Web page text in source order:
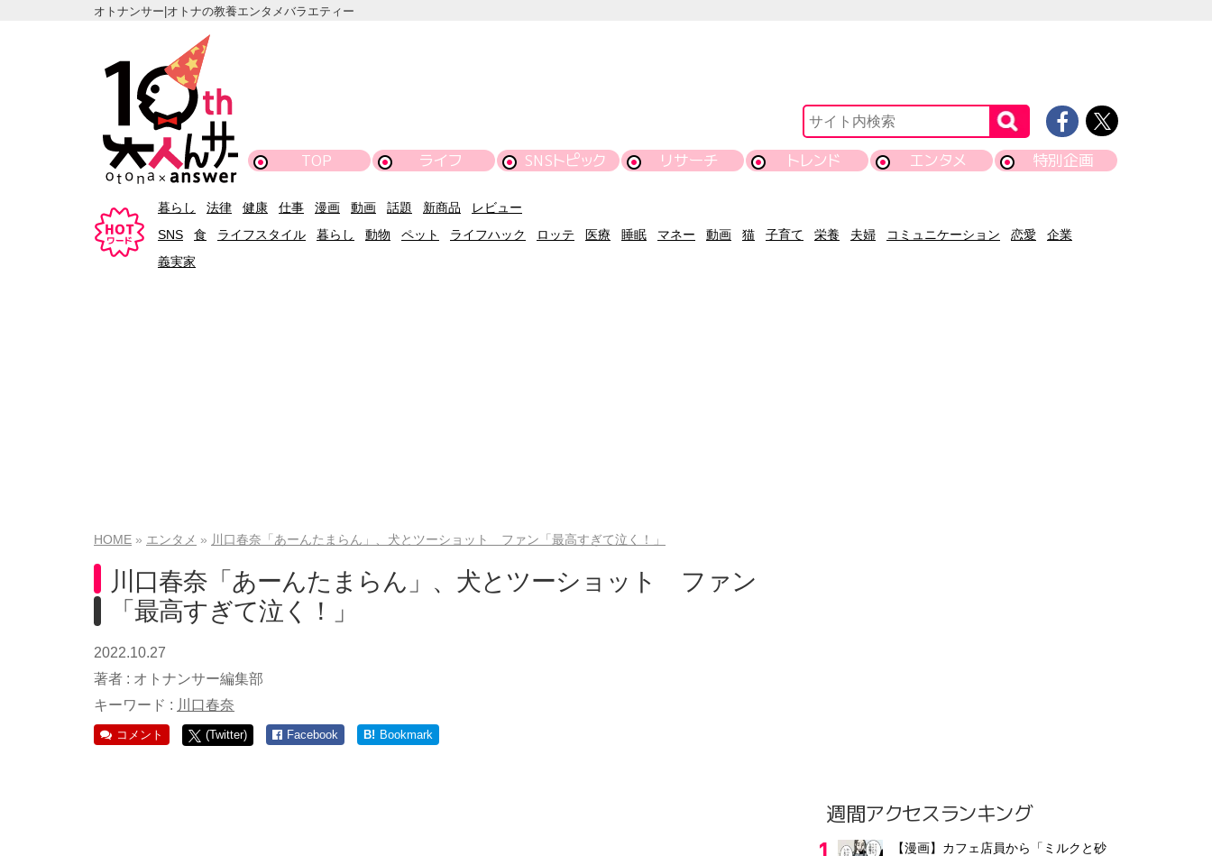
オトナンサー|オトナの教養エンタメバラエティー
TOP ライフ SNSトピック リサーチ トレンド エンタメ 特別企画
暮らし 法律 健康 仕事 漫画 動画 話題 新商品
レビュー
SNS
食 ライフスタイル 暮らし 動物 ペット ライフハック ロッテ 医療 睡眠 マネー 動画 猫 子育て 栄養 夫婦 コミュニケーション 恋愛
企業
義実家
HOME エンタメ 川口春奈「あーんたまらん」、犬とツーショット ファン「最高すぎて泣く！」
川口春奈「あーんたまらん」、犬とツーショット ファン
「最高すぎて泣く！」
2022.10.27
著者 : オトナンサー編集部
キーワード : 川口春奈
コメント (Twitter) Facebook B! Bookmark
週間アクセスランキング
【漫画】カフェ店員から「ミルクと砂